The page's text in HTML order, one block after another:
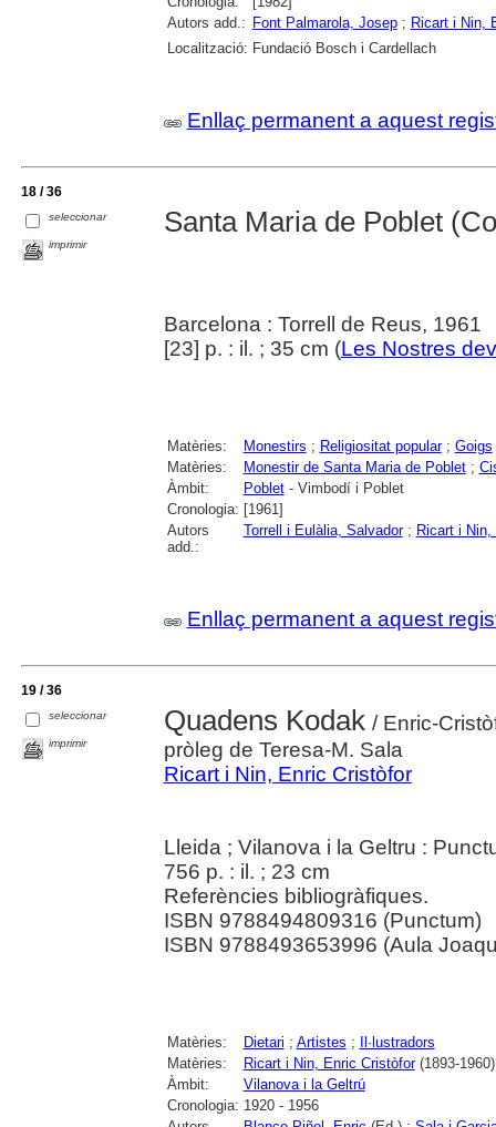
Autors add.: Font Palmarola, Josep; Ricart i Nin,
Localització: Fundació Bosch i Cardellach
Enllaç permanent a aquest
18 / 36
seleccionar
imprimir
Santa Maria de Poblet
Barcelona : Torrell de Reus, 1961
[23] p. : il. ; 35 cm (Les Nostres
Matèries: Monestirs ; Religiositat popular; Goigs
Matèries:
Monestir de Santa Maria de Poblet;
Àmbit:
Poblet- Vimbodí i Poblet
Cronologia: [1961]
Autors
add.:
Torrell i Eulàlia, Salvador; Ricart i
Enllaç permanent a aquest
19 / 36
seleccionar
imprimir
Quadens Kodak / Enric-
pròleg de Teresa-M. Sala
Ricart i Nin, Enric Cristòfor
Lleida ; Vilanova i la Geltru :
756 p. : il. ; 23 cm
Referències bibliogràfiques.
ISBN 9788494809316 (Punctum)
ISBN 9788493653996 (Aula
Matèries: Dietari ; Artistes ;
Il·lustradors
Matèries:
Ricart i Nin, Enric Cristòfor(1893-1960)
Àmbit:
Vilanova i la Geltrú
Cronologia: 1920 - 1956